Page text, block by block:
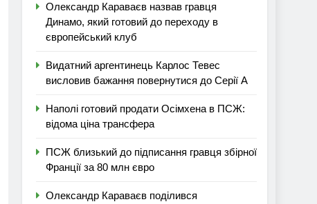
Олександр Караваєв назвав гравця
Динамо, який готовий до переходу в
європейський клуб
Видатний аргентинець Карлос Тевес
висловив бажання повернутися до Серії А
Наполі готовий продати Осімхена в ПСЖ:
відома ціна трансфера
ПСЖ близький до підписання гравця збірної
Франції за 80 млн євро
Олександр Караваєв поділився